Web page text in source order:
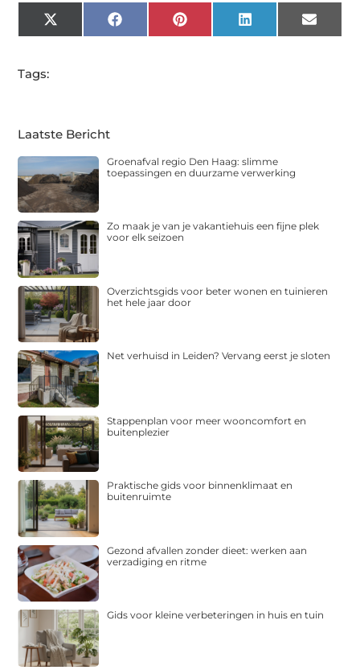
X
(Twitter)
FacebookPinterest LinkedIn Email
Tags:
Laatste Bericht
Groenafval regio Den Haag: slimme
toepassingen en duurzame verwerking
Zo maak je van je vakantiehuis een fijne plek
voor elk seizoen
Overzichtsgids voor beter wonen en tuinieren
het hele jaar door
Net verhuisd in Leiden? Vervang eerst je sloten
Stappenplan voor meer wooncomfort en
buitenplezier
Praktische gids voor binnenklimaat en
buitenruimte
Gezond afvallen zonder dieet: werken aan
verzadiging en ritme
Gids voor kleine verbeteringen in huis en tuin